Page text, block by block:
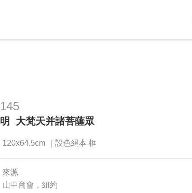
145
明 大梵天并諸菩薩眾
120x64.5cm ｜設色絹本 框
來源
山中商會，紐約